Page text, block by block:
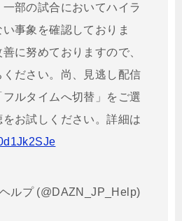
一部の試合においてハイラ
事象を確認しておりま
に努めておりますので、
ださい。尚、見逃し配信
ルタイムへ切替」をご選
お試しください。詳細は
ルプ (@DAZN_JP_Help)